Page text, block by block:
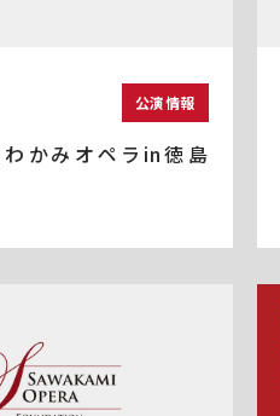
公演情報
わかみオペラin徳島